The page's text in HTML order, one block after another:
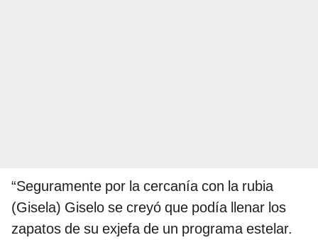
“Seguramente por la cercanía con la rubia
(Gisela) Giselo se creyó que podía llenar los
zapatos de su exjefa de un programa estelar.